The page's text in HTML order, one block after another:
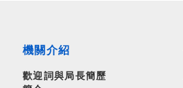
機關介紹
歡迎詞與局長簡歷